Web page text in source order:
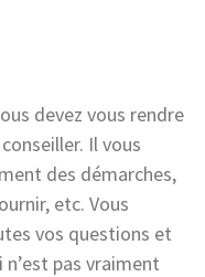
devez vous rendre
Il vous
des démarches,
etc. Vous
vos questions et
n’est pas vraiment